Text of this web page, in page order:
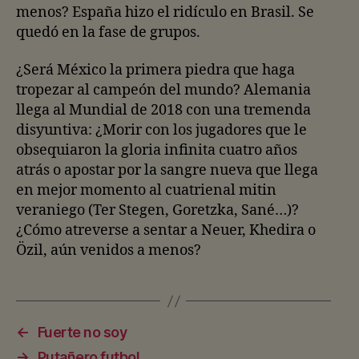
menos? España hizo el ridículo en Brasil. Se
quedó en la fase de grupos.
¿Será México la primera piedra que haga
tropezar al campeón del mundo? Alemania
llega al Mundial de 2018 con una tremenda
disyuntiva: ¿Morir con los jugadores que le
obsequiaron la gloria infinita cuatro años
atrás o apostar por la sangre nueva que llega
en mejor momento al cuatrienal mitin
veraniego (Ter Stegen, Goretzka, Sané…)?
¿Cómo atreverse a sentar a Neuer, Khedira o
Özil, aún venidos a menos?
←
Fuerte no soy